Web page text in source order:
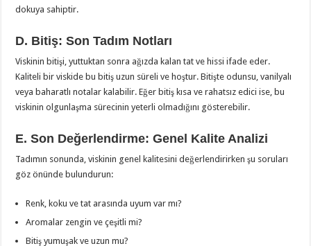
dokuya sahiptir.
D. Bitiş: Son Tadım Notları
Viskinin bitişi, yuttuktan sonra ağızda kalan tat ve hissi ifade eder.
Kaliteli bir viskide bu bitiş uzun süreli ve hoştur. Bitişte odunsu, vanilyalı
veya baharatlı notalar kalabilir. Eğer bitiş kısa ve rahatsız edici ise, bu
viskinin olgunlaşma sürecinin yeterli olmadığını gösterebilir.
E. Son Değerlendirme: Genel Kalite Analizi
Tadımın sonunda, viskinin genel kalitesini değerlendirirken şu soruları
göz önünde bulundurun:
Renk, koku ve tat arasında uyum var mı?
Aromalar zengin ve çeşitli mi?
Bitiş yumuşak ve uzun mu?